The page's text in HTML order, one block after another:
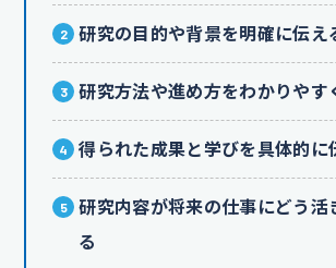
研究の目的や背景を明確に伝え
研究方法や進め方をわかりやす
得られた成果と学びを具体的に
研究内容が将来の仕事にどう活
る